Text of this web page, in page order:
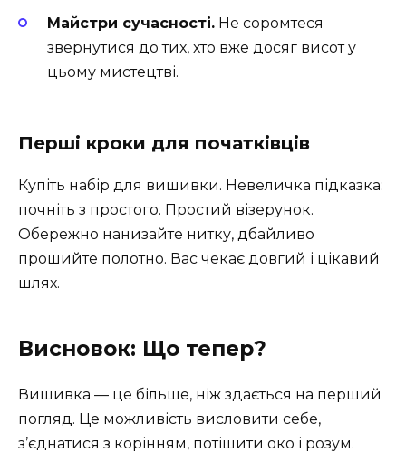
Майстри сучасності. Не соромтеся
звернутися до тих, хто вже досяг висот у
цьому мистецтві.
Перші кроки для початківців
Купіть набір для вишивки. Невеличка підказка:
почніть з простого. Простий візерунок.
Обережно нанизайте нитку, дбайливо
прошийте полотно. Вас чекає довгий і цікавий
шлях.
Висновок: Що тепер?
Вишивка — це більше, ніж здається на перший
погляд. Це можливість висловити себе,
з’єднатися з корінням, потішити око і розум.